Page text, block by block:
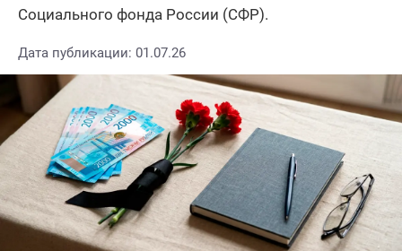
Социального фонда России (СФР).
Дата публикации: 01.07.26